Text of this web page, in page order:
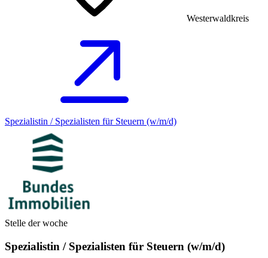
Westerwaldkreis
Spezialistin / Spezialisten für Steuern (w/m/d)
Stelle der woche
Spezialistin / Spezialisten für Steuern (w/m/d)